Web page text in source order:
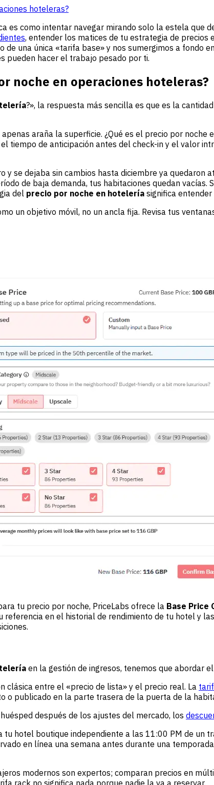
hoteleras?
es como intentar navegar mirando solo la estela que
, entender los matices de tu estrategia de precios
una única «tarifa base» y nos sumergimos a fondo
pueden hacer el trabajo pesado por ti.
noche en operaciones hoteleras?
?», la respuesta más sencilla es que es la
araña la superficie. ¿Qué es el precio por noche
el tiempo de anticipación antes del check-in y el valor
y se dejaba sin cambios hasta diciembre ya quedaron
de baja demanda, tus habitaciones quedan
del precio por noche en hotelería significa
un objetivo móvil, no un ancla fija. Revisa tus
tu precio por noche, PriceLabs ofrece la Base Price
en el historial de rendimiento de tu hotel y
en la gestión de ingresos, tenemos que abordar
clásica entre el «precio de lista» y el precio real. La
o publicado en la parte trasera de la puerta de la
después de los ajustes del mercado, los
tu hotel boutique independiente a las 11:00 PM de un
en línea una semana antes durante una
modernos son expertos; comparan precios en